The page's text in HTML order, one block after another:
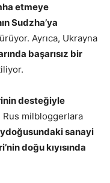
etmeye
Sudzha’ya
Ayrıca, Ukrayna
başarısız bir
desteğiyle
milbloggerlara
sanayi
doğu kıyısında